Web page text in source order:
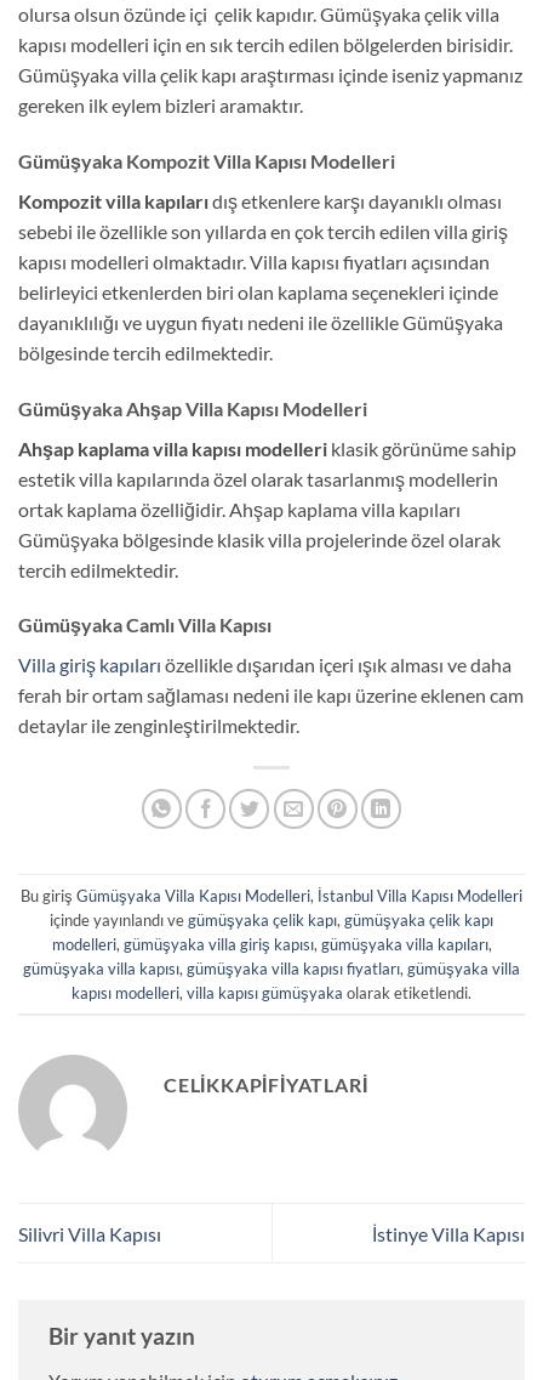
olursa olsun özünde içi çelik kapıdır. Gümüşyaka çelik villa
kapısı modelleri için en sık tercih edilen bölgelerden birisidir.
Gümüşyaka villa çelik kapı araştırması içinde iseniz yapmanız
gereken ilk eylem bizleri aramaktır.
Gümüşyaka Kompozit Villa Kapısı Modelleri
Kompozit villa kapılarıdış etkenlere karşı dayanıklı olması
sebebi ile özellikle son yıllarda en çok tercih edilen villa giriş
kapısı modelleri olmaktadır. Villa kapısı fiyatları açısından
belirleyici etkenlerden biri olan kaplama seçenekleri içinde
dayanıklılığı ve uygun fiyatı nedeni ile özellikle Gümüşyaka
bölgesinde tercih edilmektedir.
Gümüşyaka Ahşap Villa Kapısı Modelleri
Ahşap kaplama villa kapısı modelleri klasik görünüme sahip
estetik villa kapılarında özel olarak tasarlanmış modellerin
ortak kaplama özelliğidir. Ahşap kaplama villa kapıları
Gümüşyaka bölgesinde klasik villa projelerinde özel olarak
tercih edilmektedir.
Gümüşyaka Camlı Villa Kapısı
Villa giriş kapıları özellikle dışarıdan içeri ışık alması ve daha
ferah bir ortam sağlaması nedeni ile kapı üzerine eklenen cam
detaylar ile zenginleştirilmektedir.
Bu giriş Gümüşyaka Villa Kapısı Modelleri, İstanbul Villa Kapısı Modelleri
içinde yayınlandı vegümüşyaka çelik kapı, gümüşyaka çelik kapı
modelleri, gümüşyaka villa giriş kapısı, gümüşyaka villa kapıları,
gümüşyaka villa kapısı, gümüşyaka villa kapısı fiyatları, gümüşyaka villa
kapısı modelleri, villa kapısı gümüşyaka olarak etiketlendi.
CELIKKAPIFIYATLARI
Silivri Villa Kapısı İstinye Villa Kapısı
Bir yanıt yazın